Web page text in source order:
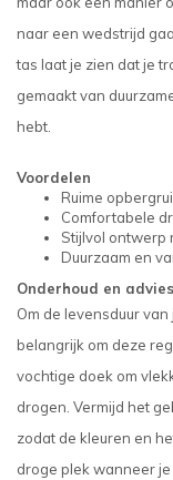
naar een wedstrijd
tas laat je zien dat je
gemaakt van
hebt.
Voordelen
Ruime
Comfortabele
Stijlvol ontwerp
Duurzaam en
Onderhoud en advies
Om de levensduur
belangrijk om deze
vochtige doek om
drogen. Vermijd het
zodat de kleuren en
droge plek wanneer